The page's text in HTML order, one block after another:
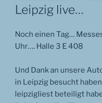
AM
Leipzig live…
Noch einen Tag…
Uhr…. Halle 3 E 408
Und Dank an unsere
in Leipzig besucht
leipzigliest beteiligt